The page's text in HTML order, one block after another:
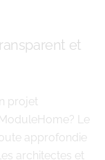
et
projet
Le
approfondie
architectes et